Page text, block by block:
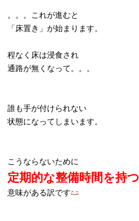
。。。これが進むと
「床置き」が始まります。
程なく床は浸食され
通路が無くなって。。。
誰も手が付けられない
状態になってしまいます。
こうならないために
定期的な整備時間を持つ
意味がある訳です